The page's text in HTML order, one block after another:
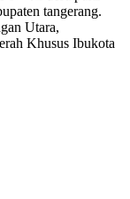
tangerang.
Utara,
Khusus Ibukota